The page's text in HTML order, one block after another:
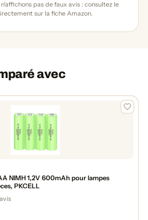
pas de faux avis : consultez le
sur la fiche Amazon.
avec
NIMH 1,2V 600mAh pour lampes
PKCELL
avis